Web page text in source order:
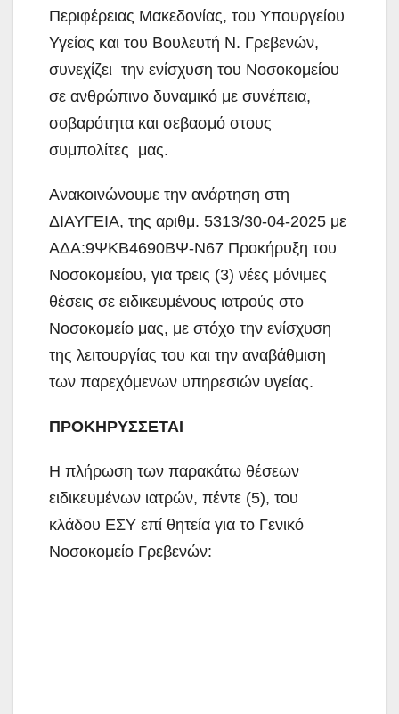
Περιφέρειας Μακεδονίας, του Υπουργείου
Υγείας και του Βουλευτή Ν. Γρεβενών,
συνεχίζει την ενίσχυση του Νοσοκομείου
σε ανθρώπινο δυναμικό με συνέπεια,
σοβαρότητα και σεβασμό στους
συμπολίτες μας.
Ανακοινώνουμε την ανάρτηση στη
ΔΙΑΥΓΕΙΑ, της αριθμ. 5313/30-04-2025 με
ΑΔΑ:9ΨΚΒ4690ΒΨ-Ν67 Προκήρυξη του
Νοσοκομείου, για τρεις (3) νέες μόνιμες
θέσεις σε ειδικευμένους ιατρούς στο
Νοσοκομείο μας, με στόχο την ενίσχυση
της λειτουργίας του και την αναβάθμιση
των παρεχόμενων υπηρεσιών υγείας.
ΠΡΟΚΗΡΥΣΣΕΤΑΙ
Η πλήρωση των παρακάτω θέσεων
ειδικευμένων ιατρών, πέντε (5), του
κλάδου ΕΣΥ επί θητεία για το Γενικό
Νοσοκομείο Γρεβενών: